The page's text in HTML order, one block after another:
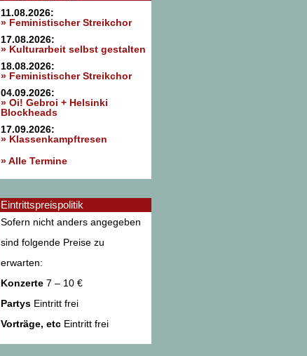
11.08.2026:
» Feministischer Streikchor
17.08.2026:
» Kulturarbeit selbst gestalten
18.08.2026:
» Feministischer Streikchor
04.09.2026:
» Oi! Gebroi + Helsinki
Blockheads
17.09.2026:
» Klassenkampftresen
» Alle Termine
Eintrittspreispolitik
Sofern nicht anders angegeben
sind folgende Preise zu
erwarten:
Konzerte 7 – 10 €
Partys Eintritt frei
Vorträge, etc Eintritt frei